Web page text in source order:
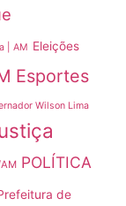
| AM Eleições
Esportes
Wilson Lima
POLÍTICA
de